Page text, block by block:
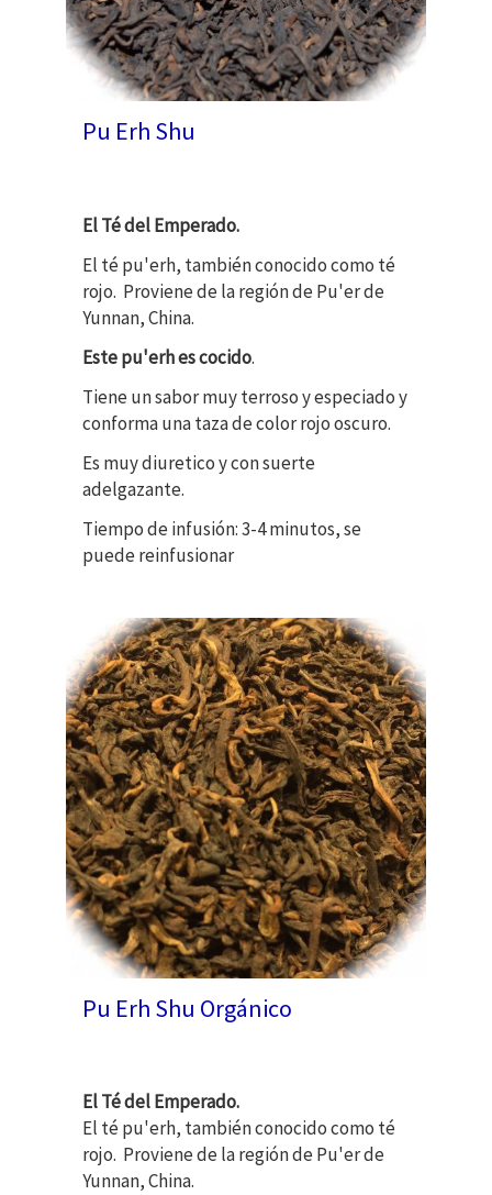
Pu Erh Shu
El Té del Emperado.
El té pu'erh, también conocido como té
rojo. Proviene de la región de Pu'er de
Yunnan, China.
Este pu'erh es cocido.
Tiene un sabor muy terroso y especiado y
conforma una taza de color rojo oscuro.
Es muy diuretico y con suerte
adelgazante.
Tiempo de infusión: 3-4 minutos, se
puede reinfusionar
Pu Erh Shu Orgánico
El Té del Emperado.
El té pu'erh, también conocido como té
rojo. Proviene de la región de Pu'er de
Yunnan, China.